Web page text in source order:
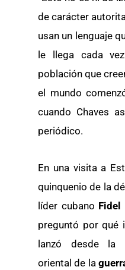
de carácter
usan un lenguaje
le llega cada
población que
el mundo
cuando Chaves
periódico.
En una visita a
quinquenio de la
líder cubano Fidel
preguntó por qué
lanzó desde la
oriental de la